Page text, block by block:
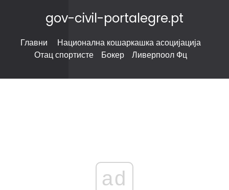
gov-civil-portalegre.pt
Главни
Национална кошаркашка асоцијација
Отац спортисте
Бокер Ливерпоол Фц
ad